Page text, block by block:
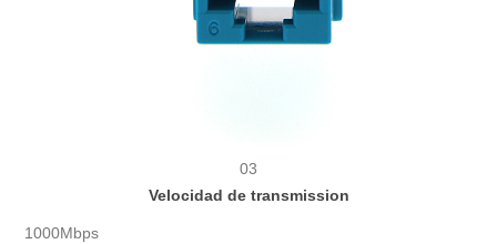
03
Velocidad de transmission
1000Mbps